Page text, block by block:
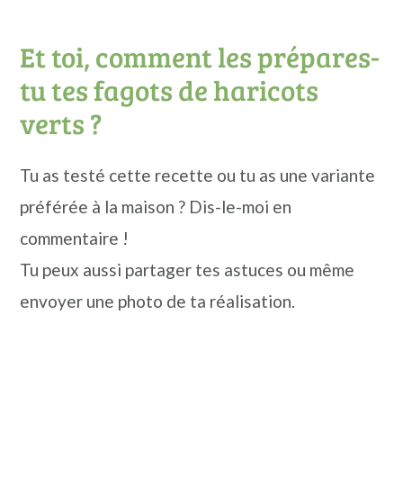
Et toi, comment les prépares-
tu tes fagots de haricots
verts ?
Tu as testé cette recette ou tu as une variante
préférée à la maison ? Dis-le-moi en
commentaire !
Tu peux aussi partager tes astuces ou même
envoyer une photo de ta réalisation.